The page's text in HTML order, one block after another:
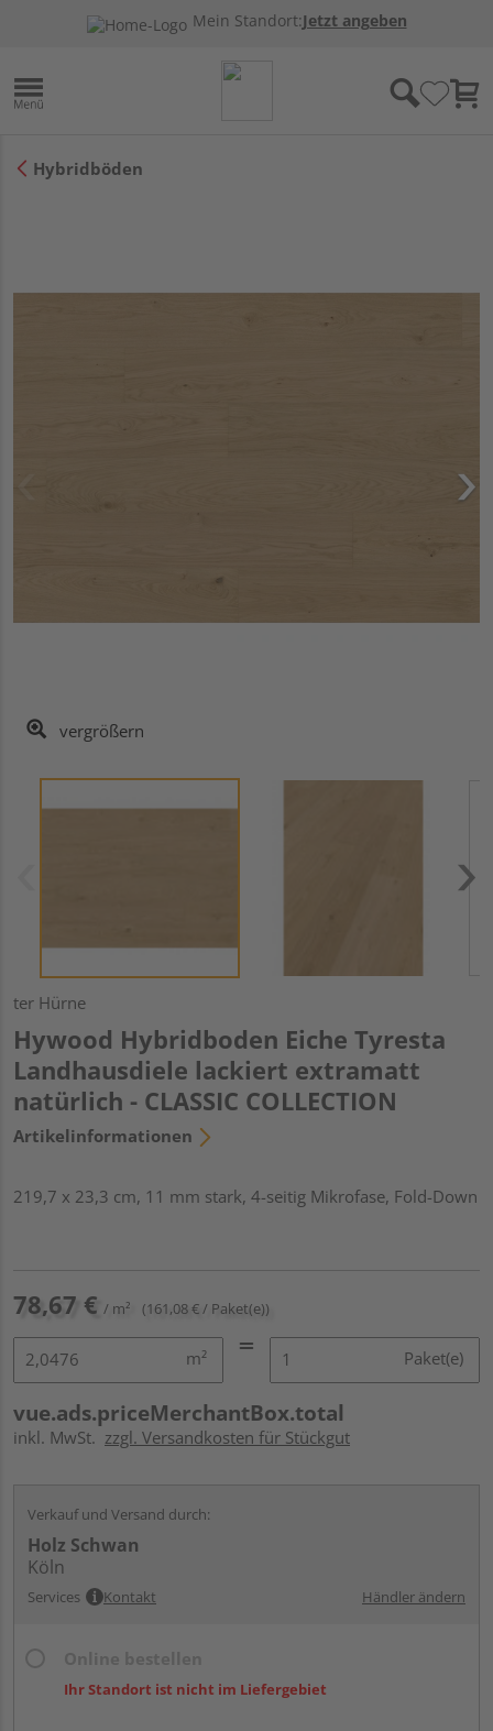
Mein Standort:Jetzt angeben
Hybridböden
vergrößern
ter Hürne
Hywood Hybridboden Eiche Tyresta
Landhausdiele lackiert extramatt
natürlich - CLASSIC COLLECTION
Artikelinformationen
219,7 x 23,3 cm, 11 mm stark, 4-seitig Mikrofase, Fold-Down
78,67 € / m² (161,08 € / Paket(e))
m² Paket(e)
vue.ads.priceMerchantBox.total
inkl. MwSt. zzgl. Versandkosten für Stückgut
Verkauf und Versand durch:
Holz Schwan
Köln
Services Kontakt Händler ändern
Ihr Standort ist nicht im Liefergebiet